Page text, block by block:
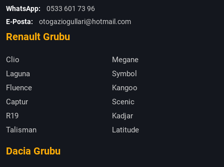
WhatsApp:
0533 601 73 96
E-Posta:
otogaziogullari@hotmail.com
Renault Grubu
Clio
Megane
Laguna
Symbol
Fluence
Kangoo
Captur
Scenic
R19
Kadjar
Talisman
Latitude
Dacia Grubu